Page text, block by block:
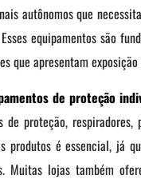
autônomos que
equipamentos são
que apresentam
de proteção
de proteção,
produtos é essencial, já
Muitas lojas também